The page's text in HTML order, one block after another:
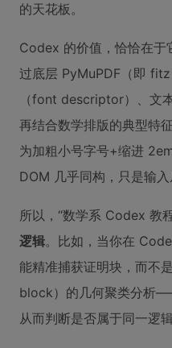
的天花板。
Codex 的价值，恰恰在于
过底层 PyMuPDF（即
（font descriptor）、文
再结合数学排版的典型特
为加粗小号字号+缩进
DOM 几乎同构，只是输
所以，“数学系 Codex 教
逻辑。比如，当你在
能精准捕获证明块，而不
block）的几何聚类分析
从而判断是否属于同一逻